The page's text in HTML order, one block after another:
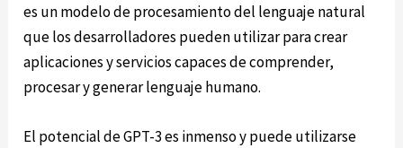
es un modelo de procesamiento del lenguaje natural
que los desarrolladores pueden utilizar para crear
aplicaciones y servicios capaces de comprender,
procesar y generar lenguaje humano.
El potencial de GPT-3 es inmenso y puede utilizarse